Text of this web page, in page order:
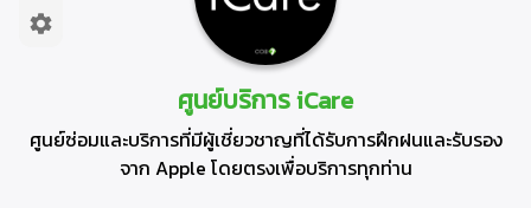
ศูนย์บริการ iCare
ศูนย์ซ่อมและบริการที่มีผู้เชี่ยวชาญที่ได้รับการฝึกฝนและรับรอง
จาก Apple โดยตรงเพื่อบริการทุกท่าน